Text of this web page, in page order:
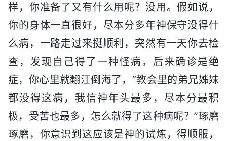
样，你准备了又有什么用呢？没用。假如说，
你的身体一直很好，尽本分多年神保守没得什
么病，一路走过来挺顺利，突然有一天你去检
查，发现自己得了一种怪病，后来确诊是绝
症，你心里就翻江倒海了，“教会里的弟兄姊妹
都没得这病，我信神年头最多，尽本分最积
极，受苦也最多，怎么就得了这种病呢？”琢磨
琢磨，你意识到这应该是神的试炼，得顺服，